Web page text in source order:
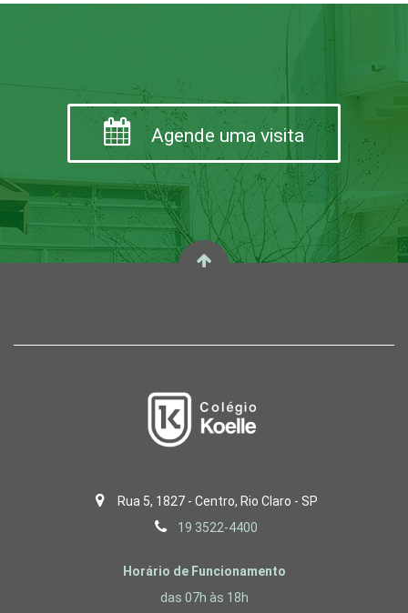
Agende uma visita
Rua 5, 1827 - Centro, Rio Claro - SP
19 3522-4400
Horário de Funcionamento
das 07h às 18h